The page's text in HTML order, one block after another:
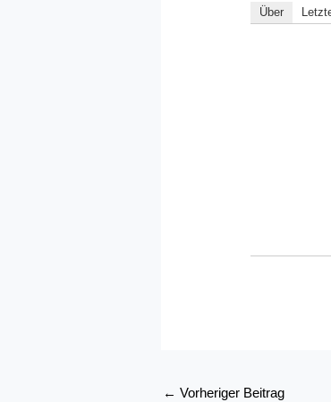
Über
← Vorheriger Beitrag